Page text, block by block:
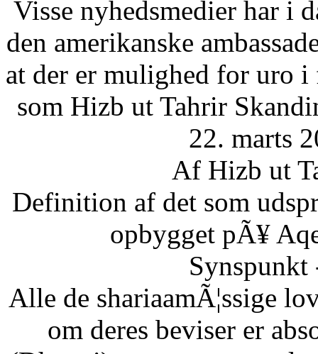
Visse nyhedsmedier har i
den amerikanske
at der er mulighed for uro i
som Hizb ut Tahrir
22. marts
Af Hizb ut
Definition af det som
opbygget pÃ¥
Synspunkt
Alle de shariaamÃ¦ssige
om deres beviser er